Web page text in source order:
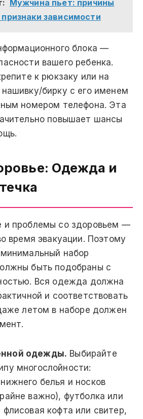
Мужчина пьет: причины
зависимости
блока —
вашего ребенка.
к рюкзаку или на
бирку с его именем
номером телефона. Эта
повышает шансы
Одежда и
и проблемы со здоровьем —
время эвакуации. Поэтому
набор
быть подобраны с
Вся одежда должна
и соответствовать
летом в наборе должен
одежды. Выбирайте
многослойности:
белья и носков
важно), футболка или
флисовая кофта или свитер,